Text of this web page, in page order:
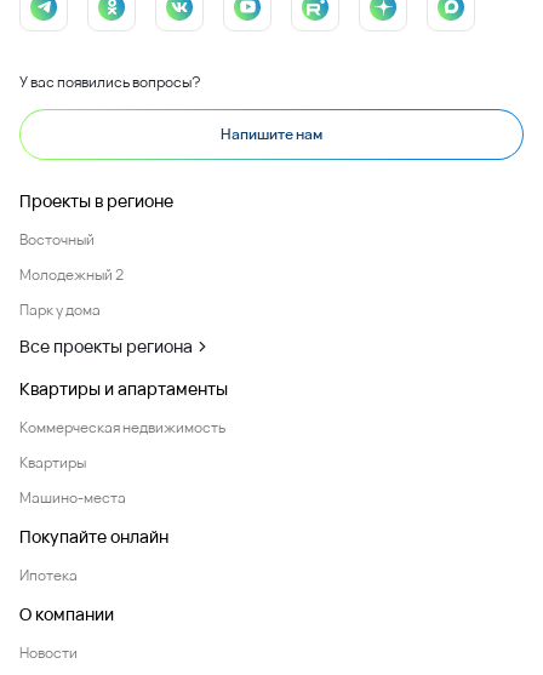
У вас появились вопросы?
Напишите нам
Проекты в регионе
Восточный
Молодежный 2
Парк у дома
Все проекты региона
Квартиры и апартаменты
Коммерческая недвижимость
Квартиры
Машино-места
Покупайте онлайн
Ипотека
О компании
Новости